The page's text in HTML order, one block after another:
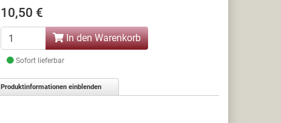
10,50 €
In den Warenkorb
Sofort lieferbar
Produktinformationen einblenden